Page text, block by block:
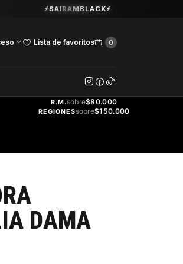
Lista de favoritos 0
202. Oficina 102.Ver Horarios
⚡SAIRAMBLACK⚡
GRATIS
R.M.sobre$80.000
REGIONESsobre$150.000
DAMA